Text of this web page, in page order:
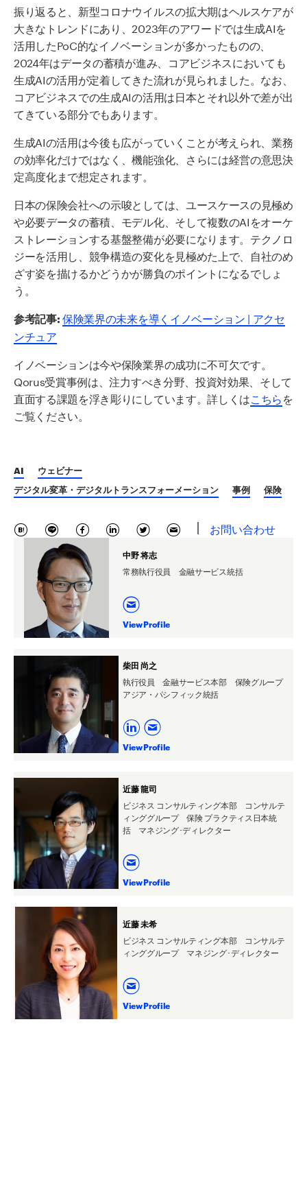
振り返ると、新型コロナウイルスの拡大期はヘルスケアが
大きなトレンドにあり、2023年のアワードでは生成AIを
活用したPoC的なイノベーションが多かったものの、
2024年はデータの蓄積が進み、コアビジネスにおいても
生成AIの活用が定着してきた流れが見られました。なお、
コアビジネスでの生成AIの活用は日本とそれ以外で差が出
てきている部分でもあります。
生成AIの活用は今後も広がっていくことが考えられ、業務
の効率化だけではなく、機能強化、さらには経営の意思決
定高度化まで想定されます。
日本の保険会社への示唆としては、ユースケースの見極め
や必要データの蓄積、モデル化、そして複数のAIをオーケ
ストレーションする基盤整備が必要になります。テクノロ
ジーを活用し、競争構造の変化を見極めた上で、自社のめ
ざす姿を描けるかどうかが勝負のポイントになるでしょ
う。
参考記事:保険業界の未来を導くイノベーション | アクセ
ンチュア
イノベーションは今や保険業界の成功に不可欠です。
Qorus受賞事例は、注力すべき分野、投資対効果、そして
直面する課題を浮き彫りにしています。詳しくは こちらを
ご覧ください。
AI
ウェビナー
デジタル変革・デジタルトランスフォーメーション
事例 保険
お問い合わせ
中野 将志
常務執行役員 金融サービス統括
View Profile
柴田 尚之
執行役員 金融サービス本部 保険グループ
アジア・パシフィック統括
View Profile
近藤 龍司
ビジネス コンサルティング本部 コンサルテ
ィンググループ 保険 プラクティス日本統
括 マネジング･ディレクター
View Profile
近藤 未希
ビジネス コンサルティング本部 コンサルテ
ィンググループ マネジング･ディレクター
View Profile